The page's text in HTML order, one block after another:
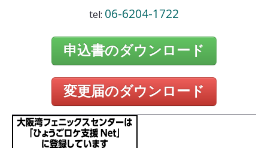
tel: 06-6204-1722
申込書のダウンロード
変更届のダウンロード